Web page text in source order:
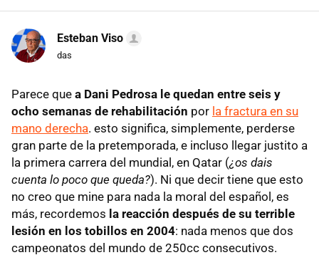
Esteban Viso
das
Parece que a Dani Pedrosa le quedan entre seis y
ocho semanas de rehabilitación por la fractura en su
mano derecha. esto significa, simplemente, perderse
gran parte de la pretemporada, e incluso llegar justito a
la primera carrera del mundial, en Qatar (¿os dais
cuenta lo poco que queda?). Ni que decir tiene que esto
no creo que mine para nada la moral del español, es
más, recordemos la reacción después de su terrible
lesión en los tobillos en 2004: nada menos que dos
campeonatos del mundo de 250cc consecutivos.